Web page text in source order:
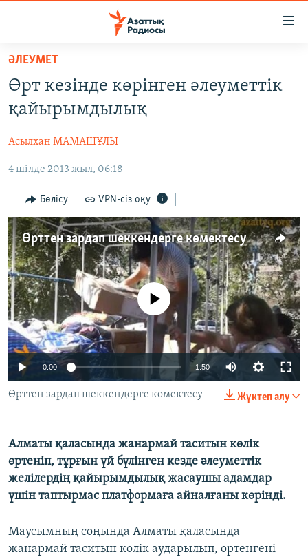
Skip
main
content
to
Navigation
Search
САЯСАТ
AZATTYQTV
ҚАҢТАР ОҚИҒАСЫ
АДАМ ҚҰҚЫҚТАРЫ
ӘЛЕУМЕТ
ӘЛЕМ
АРНАЙЫ ЖОБАЛАР
Русский
ЖАЗЫЛЫҢЫЗ
Басқа тілдерде
ӘЛЕУМЕТ
Өрт кезінде көрінген әлеуметтік
қайырымдылық
Асылхан МАМАШҰЛЫ
4 шілде 2013 жыл, 06:18
Бөлісу VPN-сіз оқу
Өрттен зардап шеккендерге көмектесу
No media source currently available
0:00 1:50
Жүктеп алу
Өрттен зардап шеккендерге көмектесу
Алматы қаласында жанармай таситын көлік
өртеніп, тұрғын үй бүлінген кезде әлеуметтік
желілердің қайырымдылық жасаушы адамдар
үшін таптырмас платформаға айналғаны көрінді.
Маусымның соңында Алматы қаласында
жанармай таситын көлік аударылып, өртенгені